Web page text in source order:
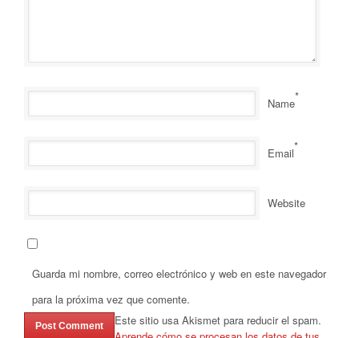
Name*
Email*
Website
Guarda mi nombre, correo electrónico y web en este navegador
para la próxima vez que comente.
Este sitio usa Akismet para reducir el spam.